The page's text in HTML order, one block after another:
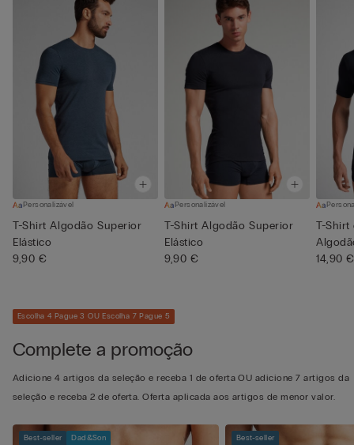
Personalizável
T-Shirt Algodão Superior
Elástico
9,90 €
Personalizável
T-Shirt Algodão Superior
Elástico
9,90 €
T-Shirt
14,90 €
Escolha 4 Pague 3 OU Escolha 7 Pague 5
Complete a promoção
Adicione 4 artigos da seleção e receba 1 de oferta OU adicione 7 artigos da
seleção e receba 2 de oferta. Oferta aplicada aos artigos de menor valor.
Best-seller Dad&Son Best-seller